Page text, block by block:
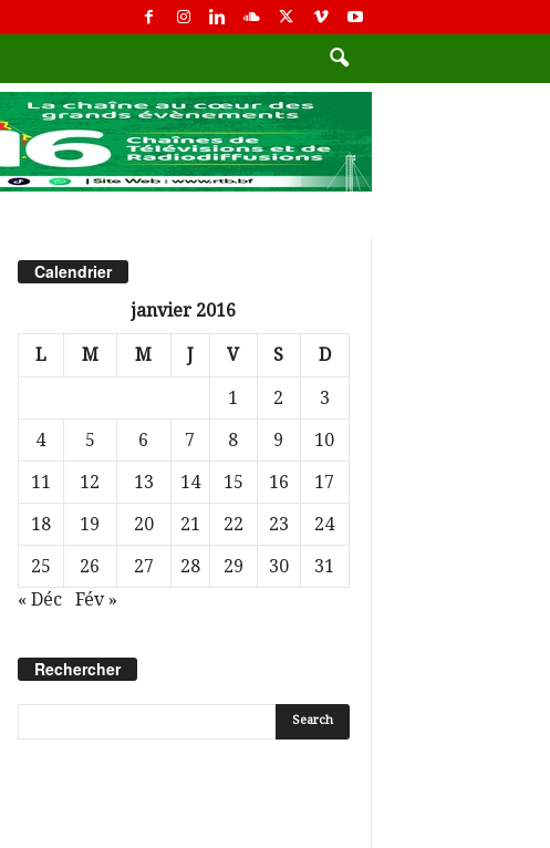
Calendrier
janvier 2016
L M M J V S D
1 2
3
4
5 6 7 8 9
10
11
12 13 14 15 16
17
18
19 20 21 22 23
24
25
26 27 28 29 30
31
« Déc
Fév »
Rechercher